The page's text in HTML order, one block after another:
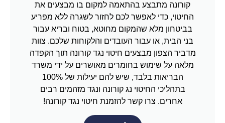
קורונה מתבצע בהתאמה למקום בו מבצעים את
החיטוי, כדי לאפשר לכם לחזור לשגרה ללא מפריע
בביטחון מלא שהמקום מחוטא, בטוח ובריא עבור
בני הבית, או עבור העובדים והלקוחות שלכם. צוות
מדביר הצפון מבצעים חיטוי נגד קורונה תוך הקפדה
מלאה על שימוש בחומרים מאושרים על ידי משרד
הבריאות בלבד, שיש להם יעילות של 100%
בתהליכי החיטוי נג קורונה ונגד מזהמים רבים
אחרים. צרו קשר להזמנת חיטוי נגד קורונה!